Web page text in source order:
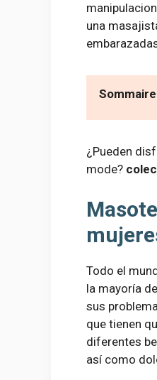
una
Sommaire
¿Pueden
mode?
Todo el
la mayoría
sus
que tienen
diferentes
así como